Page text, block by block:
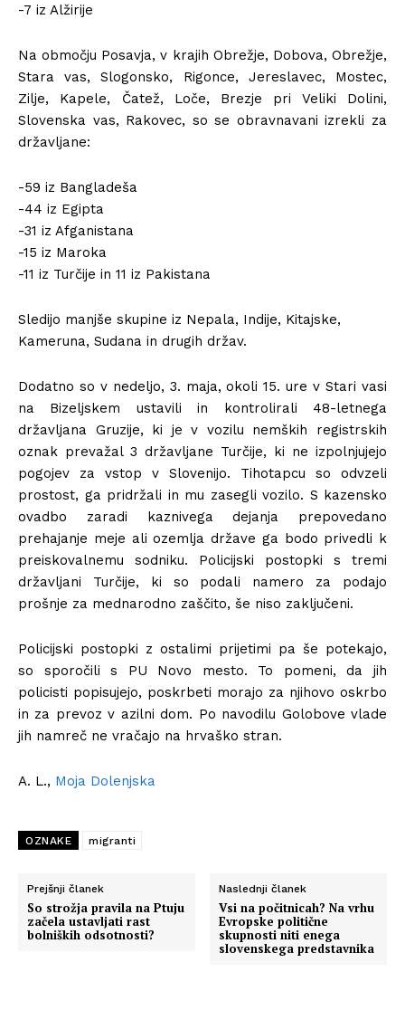
-7 iz Alžirije
Na območju Posavja, v krajih Obrežje, Dobova, Obrežje,
Stara vas, Slogonsko, Rigonce, Jereslavec, Mostec,
Zilje, Kapele, Čatež, Loče, Brezje pri Veliki Dolini,
Slovenska vas, Rakovec, so se obravnavani izrekli za
državljane:
-59 iz Bangladeša
-44 iz Egipta
-31 iz Afganistana
-15 iz Maroka
-11 iz Turčije in 11 iz Pakistana
Sledijo manjše skupine iz Nepala, Indije, Kitajske,
Kameruna, Sudana in drugih držav.
Dodatno so v nedeljo, 3. maja, okoli 15. ure v Stari vasi
na Bizeljskem ustavili in kontrolirali 48-letnega
državljana Gruzije, ki je v vozilu nemških registrskih
oznak prevažal 3 državljane Turčije, ki ne izpolnjujejo
pogojev za vstop v Slovenijo. Tihotapcu so odvzeli
prostost, ga pridržali in mu zasegli vozilo. S kazensko
ovadbo zaradi kaznivega dejanja prepovedano
prehajanje meje ali ozemlja države ga bodo privedli k
preiskovalnemu sodniku. Policijski postopki s tremi
državljani Turčije, ki so podali namero za podajo
prošnje za mednarodno zaščito, še niso zaključeni.
Policijski postopki z ostalimi prijetimi pa še potekajo,
so sporočili s PU Novo mesto. To pomeni, da jih
policisti popisujejo, poskrbeti morajo za njihovo oskrbo
in za prevoz v azilni dom. Po navodilu Golobove vlade
jih namreč ne vračajo na hrvaško stran.
A. L., Moja Dolenjska
OZNAKE migranti
Prejšnji članek
So strožja pravila na Ptuju
začela ustavljati rast
bolniških odsotnosti?
Naslednji članek
Vsi na počitnicah? Na vrhu
Evropske politične
skupnosti niti enega
slovenskega predstavnika